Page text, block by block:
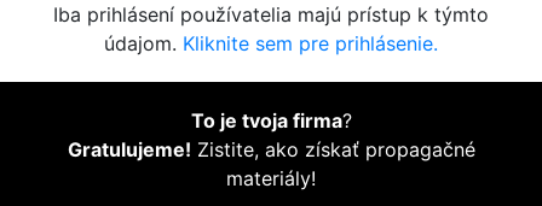
Iba prihlásení používatelia majú prístup k týmto
údajom. Kliknite sem pre prihlásenie.
To je tvoja firma?
Gratulujeme! Zistite, ako získať propagačné
materiály!